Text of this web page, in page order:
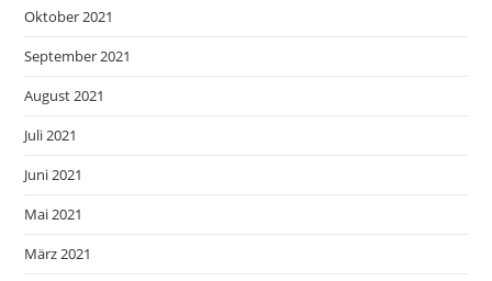
Oktober 2021
September 2021
August 2021
Juli 2021
Juni 2021
Mai 2021
März 2021